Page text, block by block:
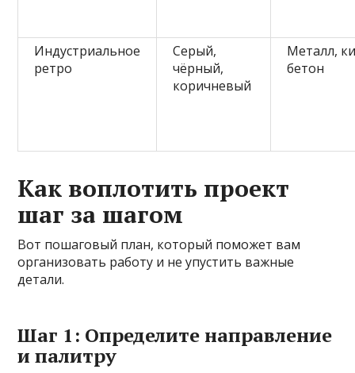
Индустриальное
ретро
Серый,
чёрный,
коричневый
Металл,
бетон
Как воплотить проект
шаг за шагом
Вот пошаговый план, который поможет вам
организовать работу и не упустить важные
детали.
Шаг 1: Определите направление
и палитру